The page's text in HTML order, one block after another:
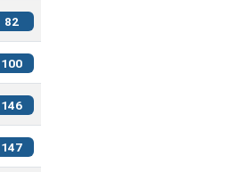
82
100
146
147